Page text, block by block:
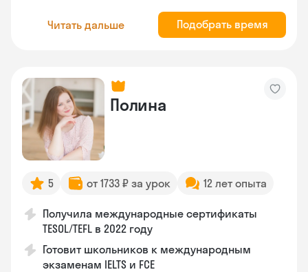
Читать дальше Подобрать время
Полина
5 от 1733 ₽ за урок 12 лет опыта
Получила международные сертификаты
TESOL/TEFL в 2022 году
Готовит школьников к международным
экзаменам IELTS и FCE